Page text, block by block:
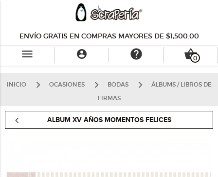
ENVÍO GRATIS EN COMPRAS MAYORES DE $1,500.00
menu  help 0
shopping_basket
INICIO OCASIONES BODAS
ÁLBUMS / LIBROS DE
FIRMAS
ALBUM XV AÑOS MOMENTOS FELICES